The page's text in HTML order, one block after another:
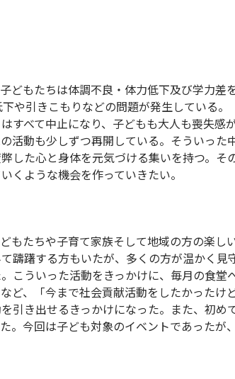
どもたちは体調不良・体力低下及び学力差
や引きこもりなどの問題が発生している。
すべて中止になり、子どもも大人も喪失感
活動も少しずつ再開している。そういった
した心と身体を元気づける集いを持つ。そ
くような機会を作っていきたい。
もたちや子育て家族そして地域の方の楽し
躊躇する方もいたが、多くの方が温かく見
こういった活動をきっかけに、毎月の食堂
ど、「今まで社会貢献活動をしたかったけ
引き出せるきっかけになった。また、初め
。今回は子ども対象のイベントであったが